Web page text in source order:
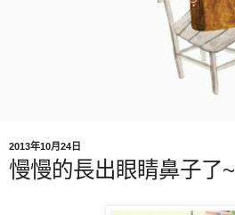
2013年10月24日
慢慢的長出眼睛鼻子了~